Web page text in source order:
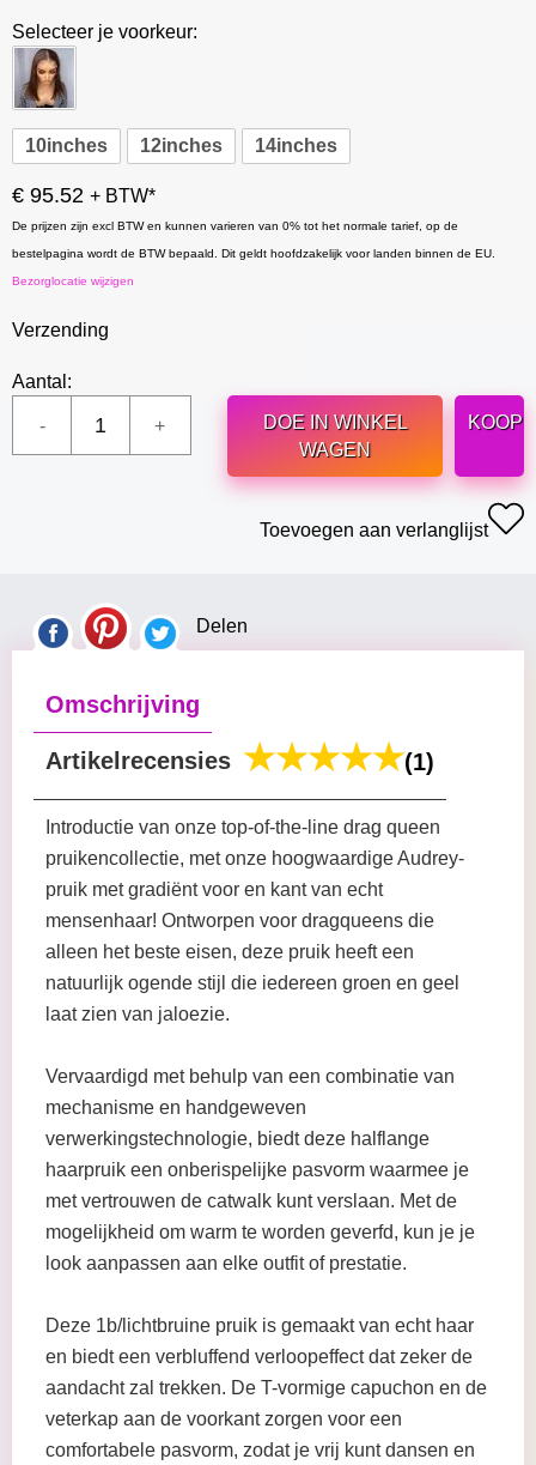
Selecteer je voorkeur:
10inches 12inches 14inches
€ 95.52 + BTW*
De prijzen zijn excl BTW en kunnen varieren van 0% tot het normale tarief, op de
bestelpagina wordt de BTW bepaald. Dit geldt hoofdzakelijk voor landen binnen de EU.
Bezorglocatie wijzigen
Verzending
Aantal:
DOE IN WINKEL
WAGEN
KOOP
Toevoegen aan verlanglijst
Delen
Omschrijving
Artikelrecensies (1)
Introductie van onze top-of-the-line drag queen
pruikencollectie, met onze hoogwaardige Audrey-
pruik met gradiënt voor en kant van echt
mensenhaar! Ontworpen voor dragqueens die
alleen het beste eisen, deze pruik heeft een
natuurlijk ogende stijl die iedereen groen en geel
laat zien van jaloezie.
Vervaardigd met behulp van een combinatie van
mechanisme en handgeweven
verwerkingstechnologie, biedt deze halflange
haarpruik een onberispelijke pasvorm waarmee je
met vertrouwen de catwalk kunt verslaan. Met de
mogelijkheid om warm te worden geverfd, kun je je
look aanpassen aan elke outfit of prestatie.
Deze 1b/lichtbruine pruik is gemaakt van echt haar
en biedt een verbluffend verloopeffect dat zeker de
aandacht zal trekken. De T-vormige capuchon en de
veterkap aan de voorkant zorgen voor een
comfortabele pasvorm, zodat je vrij kunt dansen en